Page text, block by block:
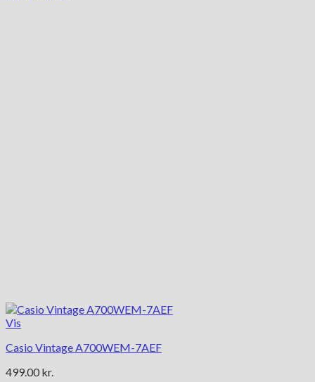
Vis
Casio Vintage A700WEM-7AEF
499.00 kr.